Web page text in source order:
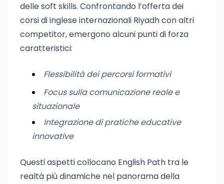
delle soft skills. Confrontando l’offerta dei
corsi di inglese internazionali Riyadh con altri
competitor, emergono alcuni punti di forza
caratteristici:
Flessibilità dei percorsi formativi
Focus sulla comunicazione reale e
situazionale
Integrazione di pratiche educative
innovative
Questi aspetti collocano English Path tra le
realtà più dinamiche nel panorama della